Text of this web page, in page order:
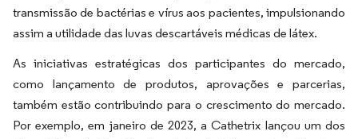
transmissão de bactérias e vírus aos pacientes, impulsionando
assim a utilidade das luvas descartáveis médicas de látex.
As iniciativas estratégicas dos participantes do mercado,
como lançamento de produtos, aprovações e parcerias,
também estão contribuindo para o crescimento do mercado.
Por exemplo, em janeiro de 2023, a Cathetrix lançou um dos